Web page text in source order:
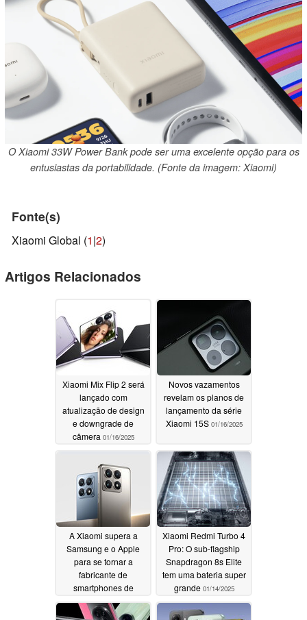
O Xiaomi 33W Power Bank pode ser uma excelente opção para os
entusiastas da portabilidade. (Fonte da imagem: Xiaomi)
Fonte(s)
Xiaomi Global (1|2)
Artigos Relacionados
Xiaomi Mix Flip 2 será
lançado com
atualização de design
e downgrade de
câmera 01/16/2025
Novos vazamentos
revelam os planos de
lançamento da série
Xiaomi 15S 01/16/2025
A Xiaomi supera a
Samsung e o Apple
para se tornar a
fabricante de
smartphones de
crescimento mais
rápido em 2024
Xiaomi Redmi Turbo 4
Pro: O sub-flagship
Snapdragon 8s Elite
tem uma bateria super
grande 01/14/2025